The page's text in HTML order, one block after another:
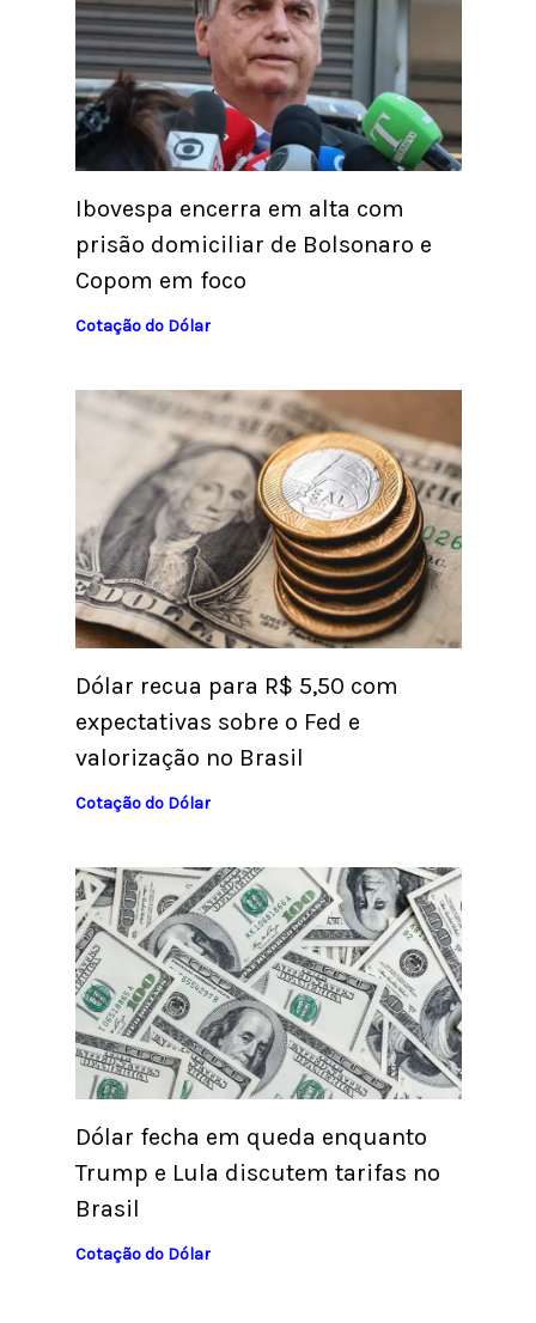
Ibovespa encerra em alta com
prisão domiciliar de Bolsonaro e
Copom em foco
Cotação do Dólar
Dólar recua para R$ 5,50 com
expectativas sobre o Fed e
valorização no Brasil
Cotação do Dólar
Dólar fecha em queda enquanto
Trump e Lula discutem tarifas no
Brasil
Cotação do Dólar